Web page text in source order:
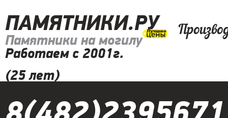
ПАМЯТНИКИ.РУ
Памятники на могилу
Работаем с 2001г.
(25 лет)